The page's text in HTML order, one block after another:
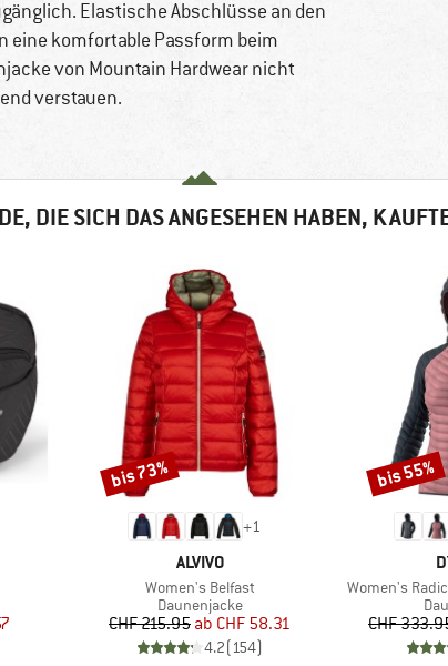
Elastische Abschlüsse an den
eine komfortable Passform beim
von Mountain Hardwear nicht
verstauen.
DIE SICH DAS ANGESEHEN HABEN,
Preis
+1
MARKE
ALVIVO
Artikel
Women's Belfast
Produktgruppe
Daunenjacke
Preis
CHF 215.95 reduzierter Preis
ab CHF 58.31
4.2(154)
Rabatt
bis 73%
Artikel
Women's
CHF
Rabatt
bis 55%